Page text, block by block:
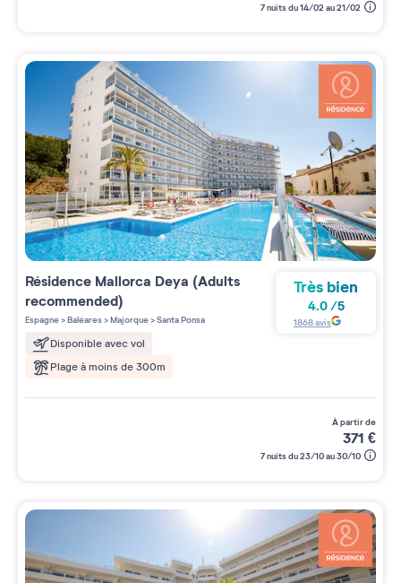
7 nuits du 14/02 au 21/02
Résidence Mallorca Deya (Adults
recommended)
Espagne>Baléares>Majorque>Santa Ponsa
Disponible avec vol
Plage à moins de 300m
Très bien
4.0/5
1868avis
à partir de
371 €
7 nuits du 23/10 au 30/10